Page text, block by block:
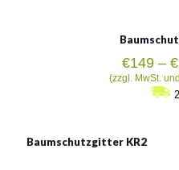
€149 – €
(zzgl. MwSt.
Baumschutzgitter KR2